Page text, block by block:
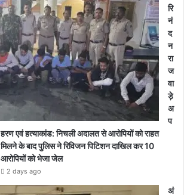
रि
नं
द
न
रा
ज
वा
ड़े
अ
प
हरण एवं हत्याकांड: निचली अदालत से आरोपियों को राहत
मिलने के बाद पुलिस ने रिविजन पिटिशन दाखिल कर 10
आरोपियों को भेजा जेल
2 days ago
अं